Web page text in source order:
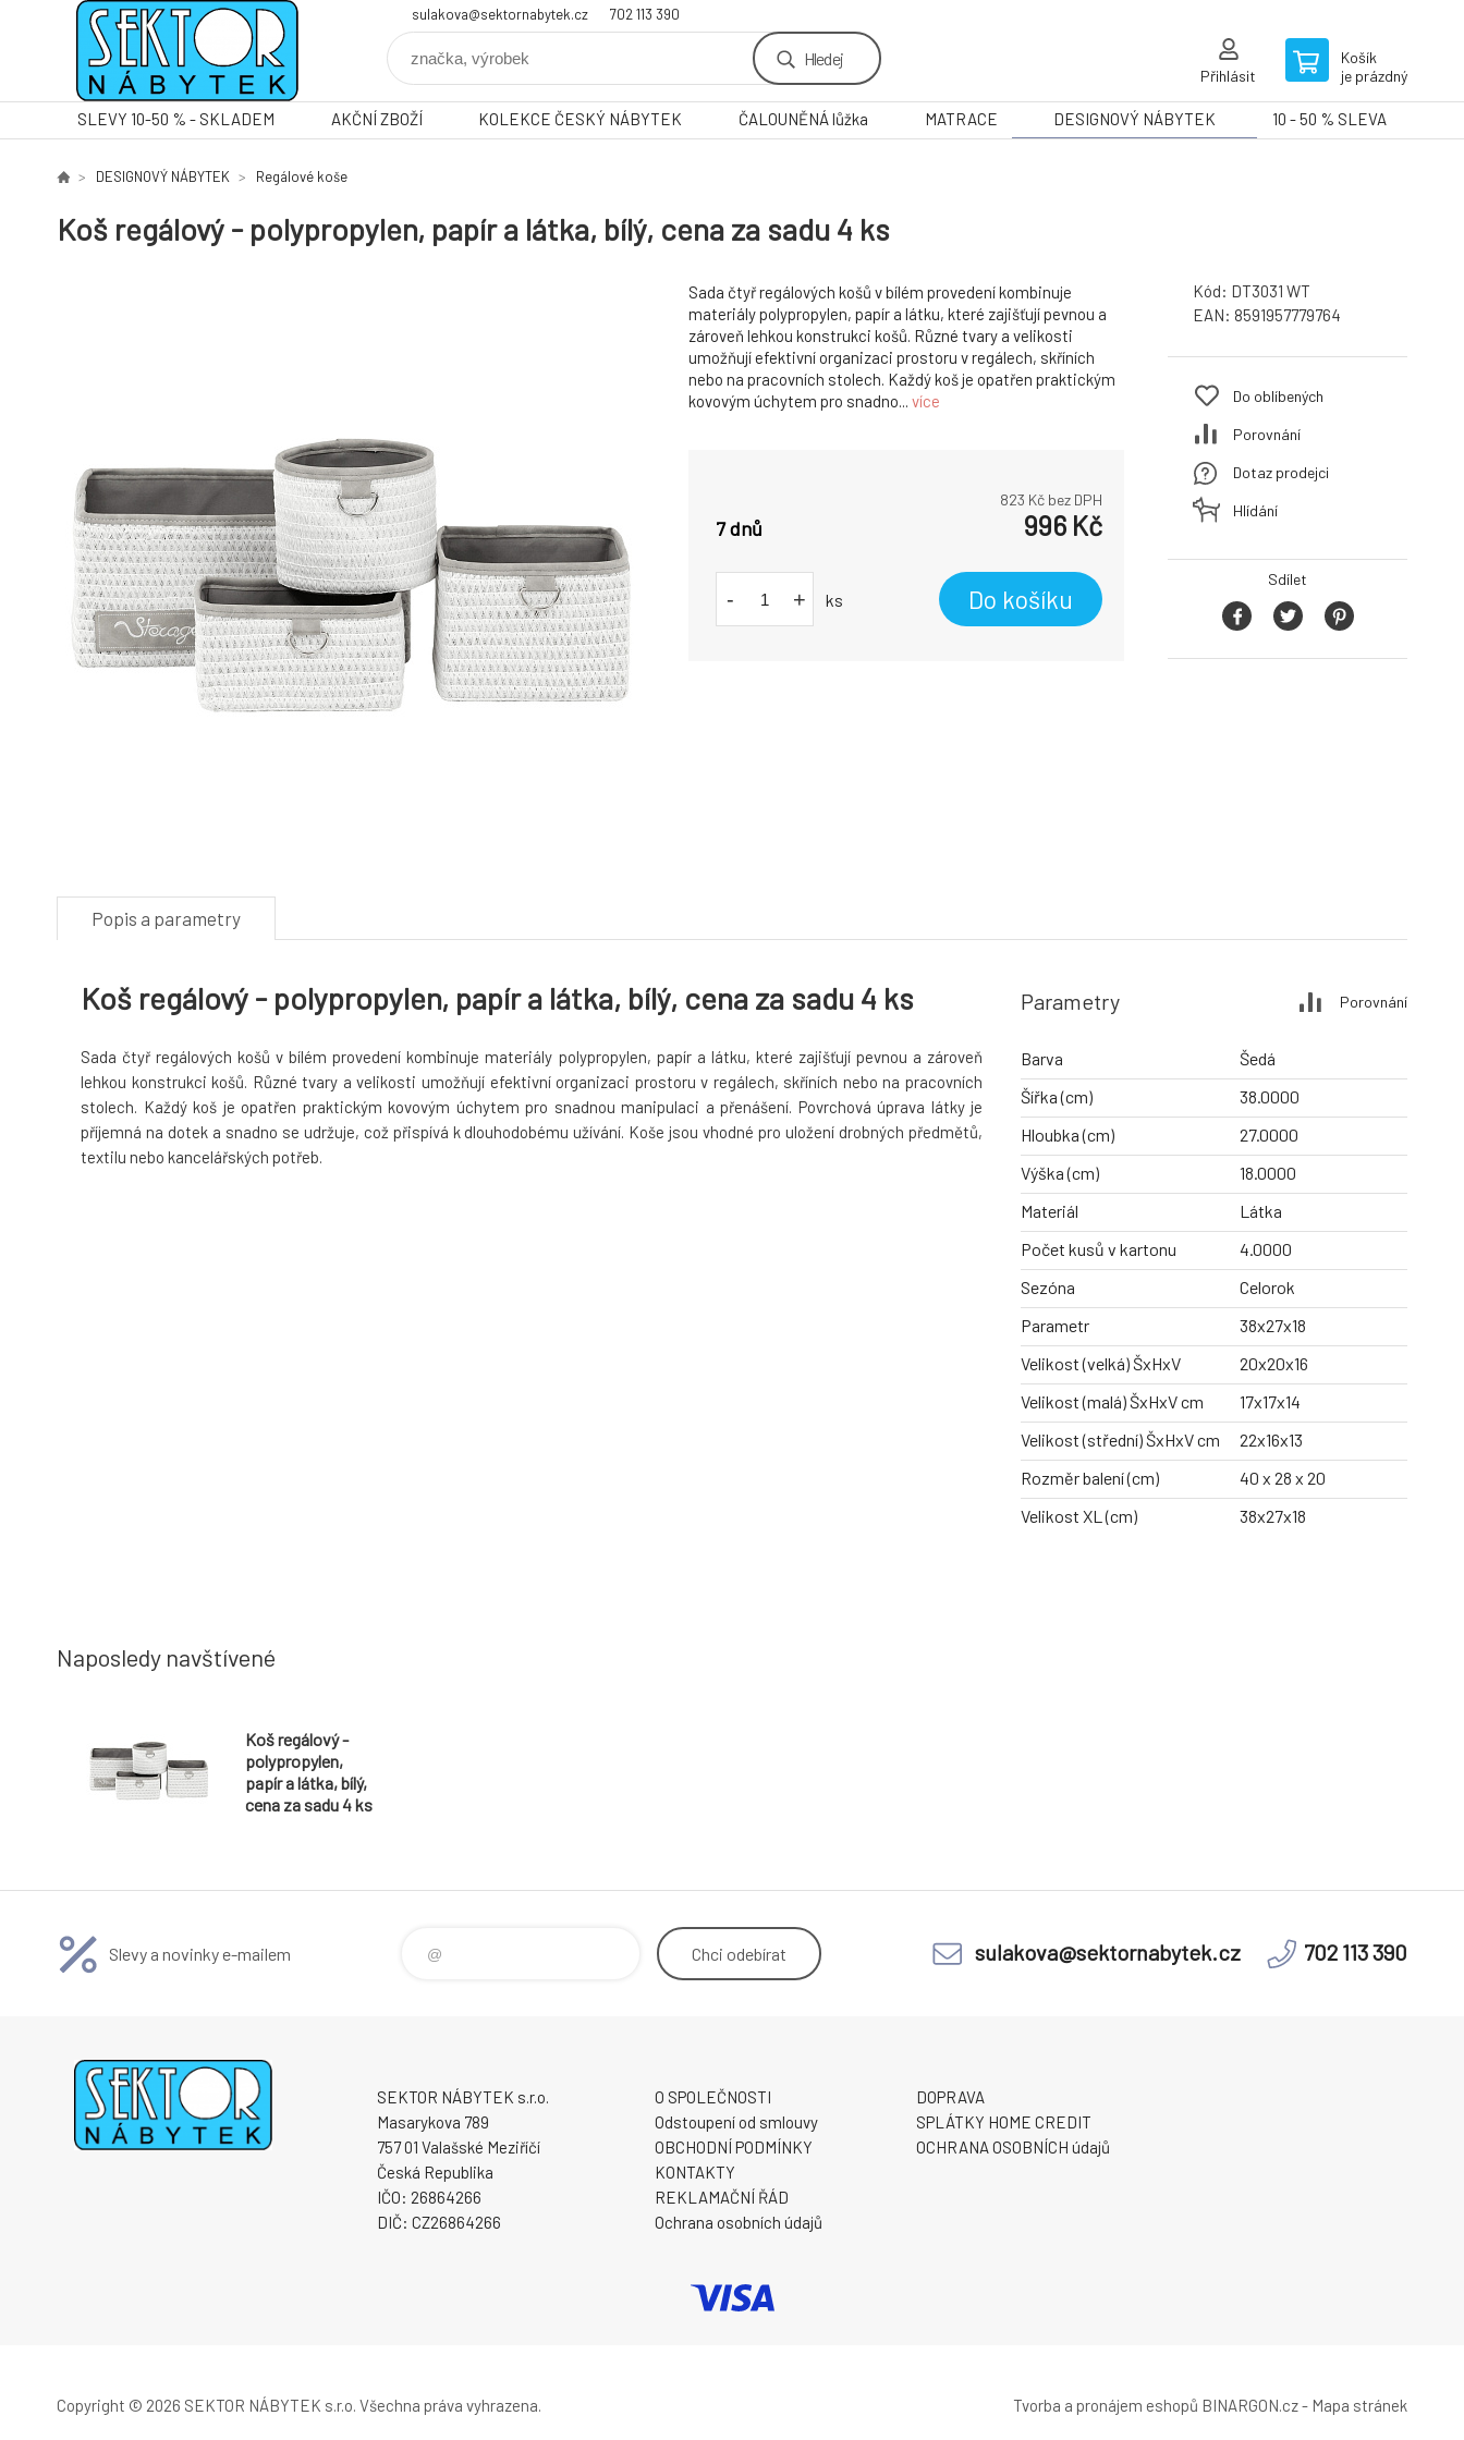
sulakova@sektornabytek.cz 702 113 390
Hledej
Přihlásit
Košík
je prázdný
SLEVY 10-50 % - SKLADEM AKČNÍ ZBOŽÍ KOLEKCE ČESKÝ NÁBYTEK ČALOUNĚNÁ lůžka MATRACE DESIGNOVÝ NÁBYTEK 10 - 50 % SLEVA
DESIGNOVÝ NÁBYTEK Regálové koše
Koš regálový - polypropylen, papír a látka, bílý, cena za sadu 4 ks
Sada čtyř regálových košů v bílém provedení kombinuje
materiály polypropylen, papír a látku, které zajišťují pevnou a
zároveň lehkou konstrukci košů. Různé tvary a velikosti
umožňují efektivní organizaci prostoru v regálech, skříních
nebo na pracovních stolech. Každý koš je opatřen praktickým
kovovým úchytem pro snadno... více
823 Kč bez DPH
7 dnů 996 Kč
- + ks Do košíku
Kód: DT3031 WT
EAN: 8591957779764
Do oblíbených
Porovnání
Dotaz prodejci
Hlídání
Sdílet
Popis a parametry
Koš regálový - polypropylen, papír a látka, bílý, cena za sadu 4 ks
Sada čtyř regálových košů v bílém provedení kombinuje materiály polypropylen, papír a látku, které zajišťují pevnou a zároveň
lehkou konstrukci košů. Různé tvary a velikosti umožňují efektivní organizaci prostoru v regálech, skříních nebo na pracovních
stolech. Každý koš je opatřen praktickým kovovým úchytem pro snadnou manipulaci a přenášení. Povrchová úprava látky je
příjemná na dotek a snadno se udržuje, což přispívá k dlouhodobému užívání. Koše jsou vhodné pro uložení drobných předmětů,
textilu nebo kancelářských potřeb.
Parametry Porovnání
Barva
Šedá
Šířka (cm)
38.0000
Hloubka (cm)
27.0000
Výška (cm)
18.0000
Materiál
Látka
Počet kusů v kartonu
4.0000
Sezóna
Celorok
Parametr
38x27x18
Velikost (velká) ŠxHxV
20x20x16
Velikost (malá) ŠxHxV cm
17x17x14
Velikost (střední) ŠxHxV cm
22x16x13
Rozměr balení (cm)
40 x 28 x 20
Velikost XL (cm)
38x27x18
Naposledy navštívené
Koš regálový -
polypropylen,
papír a látka, bílý,
cena za sadu 4 ks
Slevy a novinky e-mailem Chci odebírat sulakova@sektornabytek.cz 702 113 390
SEKTOR NÁBYTEK s.r.o.
Masarykova 789
757 01 Valašské Meziříčí
Česká Republika
IČO: 26864266
DIČ: CZ26864266
O SPOLEČNOSTI
Odstoupení od smlouvy
OBCHODNÍ PODMÍNKY
KONTAKTY
REKLAMAČNÍ ŘÁD
Ochrana osobních údajů
DOPRAVA
SPLÁTKY HOME CREDIT
OCHRANA OSOBNÍCH údajů
Copyright © 2026 SEKTOR NÁBYTEK s.r.o. Všechna práva vyhrazena. Tvorba a pronájem eshopů BINARGON.cz- Mapa stránek